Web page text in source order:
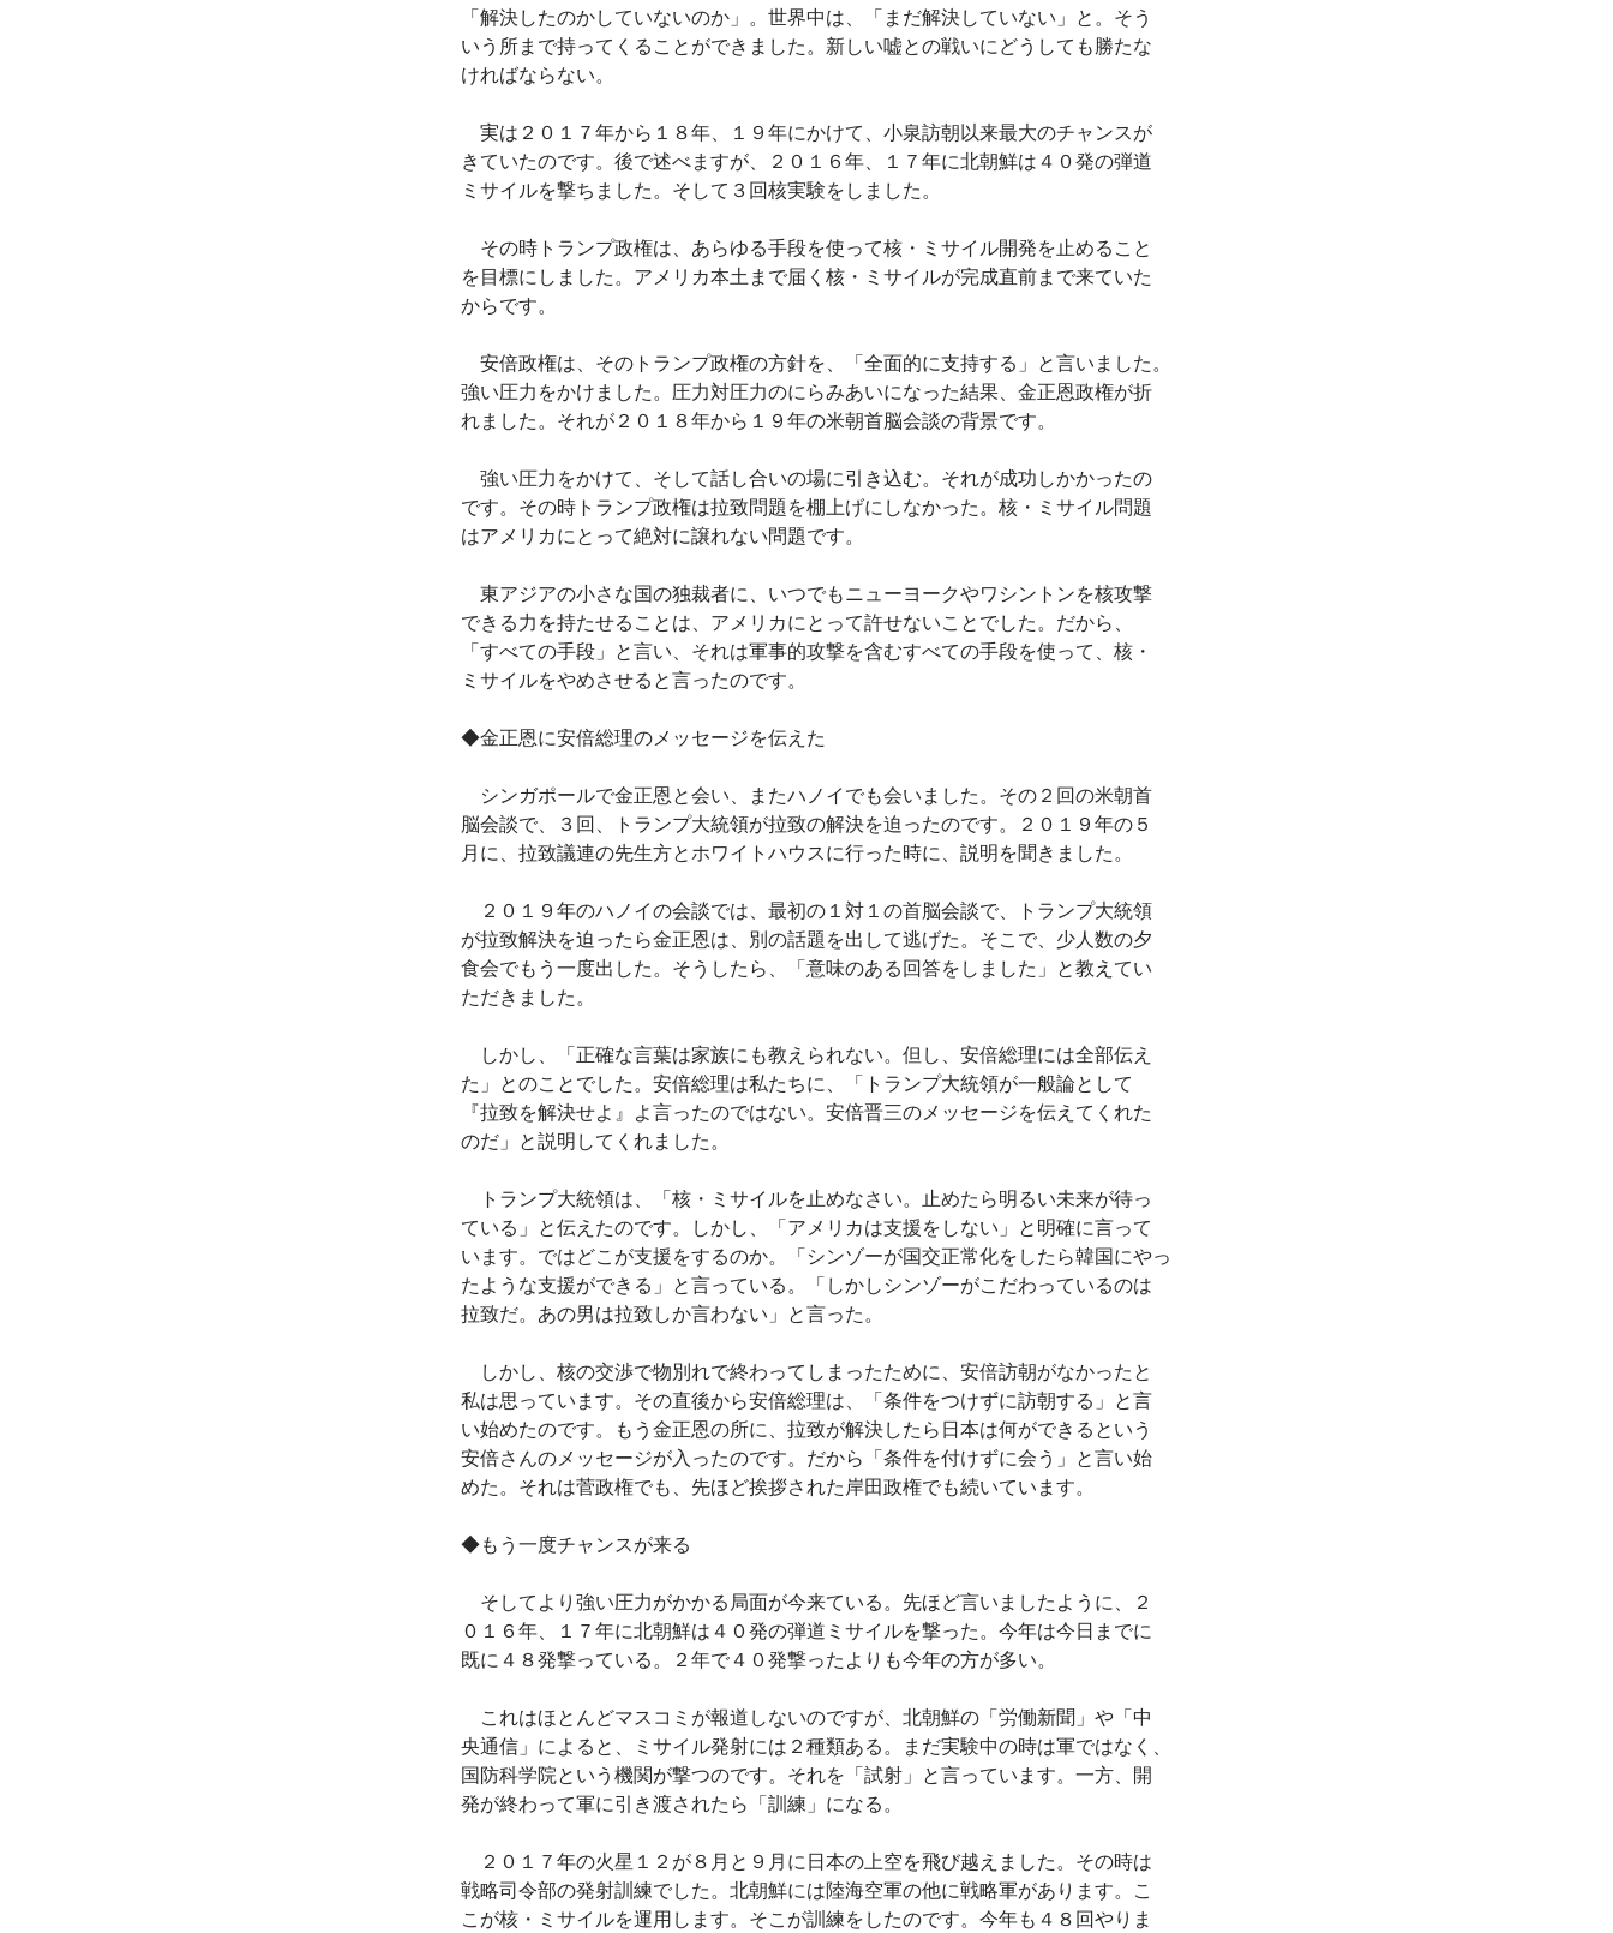
「解決したのかしていないのか」。世界中は、「まだ解決していない」と。そう
いう所まで持ってくることができました。新しい嘘との戦いにどうしても勝たな
ければならない。
実は２０１７年から１８年、１９年にかけて、小泉訪朝以来最大のチャンスが
きていたのです。後で述べますが、２０１６年、１７年に北朝鮮は４０発の弾道
ミサイルを撃ちました。そして３回核実験をしました。
その時トランプ政権は、あらゆる手段を使って核・ミサイル開発を止めること
を目標にしました。アメリカ本土まで届く核・ミサイルが完成直前まで来ていた
からです。
安倍政権は、そのトランプ政権の方針を、「全面的に支持する」と言いました。
強い圧力をかけました。圧力対圧力のにらみあいになった結果、金正恩政権が折
れました。それが２０１８年から１９年の米朝首脳会談の背景です。
強い圧力をかけて、そして話し合いの場に引き込む。それが成功しかかったの
です。その時トランプ政権は拉致問題を棚上げにしなかった。核・ミサイル問題
はアメリカにとって絶対に譲れない問題です。
東アジアの小さな国の独裁者に、いつでもニューヨークやワシントンを核攻撃
できる力を持たせることは、アメリカにとって許せないことでした。だから、
「すべての手段」と言い、それは軍事的攻撃を含むすべての手段を使って、核・
ミサイルをやめさせると言ったのです。
◆金正恩に安倍総理のメッセージを伝えた
シンガポールで金正恩と会い、またハノイでも会いました。その２回の米朝首
脳会談で、３回、トランプ大統領が拉致の解決を迫ったのです。２０１９年の５
月に、拉致議連の先生方とホワイトハウスに行った時に、説明を聞きました。
２０１９年のハノイの会談では、最初の１対１の首脳会談で、トランプ大統領
が拉致解決を迫ったら金正恩は、別の話題を出して逃げた。そこで、少人数の夕
食会でもう一度出した。そうしたら、「意味のある回答をしました」と教えてい
ただきました。
しかし、「正確な言葉は家族にも教えられない。但し、安倍総理には全部伝え
た」とのことでした。安倍総理は私たちに、「トランプ大統領が一般論として
『拉致を解決せよ』よ言ったのではない。安倍晋三のメッセージを伝えてくれた
のだ」と説明してくれました。
トランプ大統領は、「核・ミサイルを止めなさい。止めたら明るい未来が待っ
ている」と伝えたのです。しかし、「アメリカは支援をしない」と明確に言って
います。ではどこが支援をするのか。「シンゾーが国交正常化をしたら韓国にやっ
たような支援ができる」と言っている。「しかしシンゾーがこだわっているのは
拉致だ。あの男は拉致しか言わない」と言った。
しかし、核の交渉で物別れで終わってしまったために、安倍訪朝がなかったと
私は思っています。その直後から安倍総理は、「条件をつけずに訪朝する」と言
い始めたのです。もう金正恩の所に、拉致が解決したら日本は何ができるという
安倍さんのメッセージが入ったのです。だから「条件を付けずに会う」と言い始
めた。それは菅政権でも、先ほど挨拶された岸田政権でも続いています。
◆もう一度チャンスが来る
そしてより強い圧力がかかる局面が今来ている。先ほど言いましたように、２
０１６年、１７年に北朝鮮は４０発の弾道ミサイルを撃った。今年は今日までに
既に４８発撃っている。２年で４０発撃ったよりも今年の方が多い。
これはほとんどマスコミが報道しないのですが、北朝鮮の「労働新聞」や「中
央通信」によると、ミサイル発射には２種類ある。まだ実験中の時は軍ではなく、
国防科学院という機関が撃つのです。それを「試射」と言っています。一方、開
発が終わって軍に引き渡されたら「訓練」になる。
２０１７年の火星１２が８月と９月に日本の上空を飛び越えました。その時は
戦略司令部の発射訓練でした。北朝鮮には陸海空軍の他に戦略軍があります。こ
こが核・ミサイルを運用します。そこが訓練をしたのです。今年も４８回やりま